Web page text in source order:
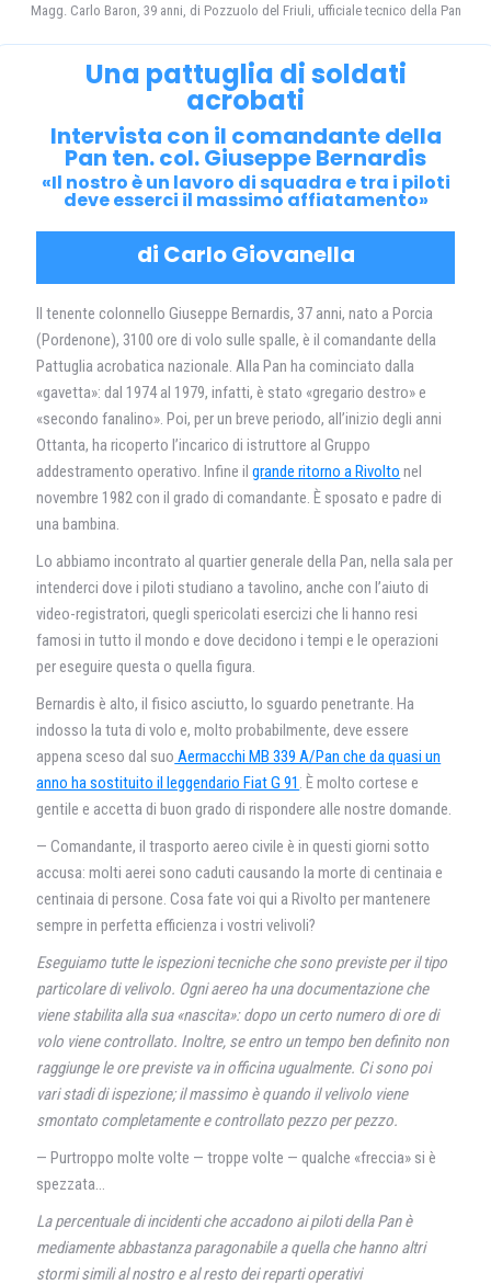
Magg. Carlo Baron, 39 anni, di Pozzuolo del Friuli, ufficiale tecnico della Pan
Una pattuglia di soldati
acrobati
Intervista con il comandante della
Pan ten. col. Giuseppe Bernardis
«Il nostro è un lavoro di squadra e tra i piloti
deve esserci il massimo affiatamento»
di Carlo Giovanella
Il tenente colonnello Giuseppe Bernardis, 37 anni, nato a Porcia
(Pordenone), 3100 ore di volo sulle spalle, è il comandante della
Pattuglia acrobatica nazionale. Alla Pan ha cominciato dalla
«gavetta»: dal 1974 al 1979, infatti, è stato «gregario destro» e
«secondo fanalino». Poi, per un breve periodo, all’inizio degli anni
Ottanta, ha ricoperto l’incarico di istruttore al Gruppo
addestramento operativo. Infine ilgrande ritorno a Rivolto nel
novembre 1982 con il grado di comandante. È sposato e padre di
una bambina.
Lo abbiamo incontrato al quartier generale della Pan, nella sala per
intenderci dove i piloti studiano a tavolino, anche con l’aiuto di
video-registratori, quegli spericolati esercizi che li hanno resi
famosi in tutto il mondo e dove decidono i tempi e le operazioni
per eseguire questa o quella figura.
Bernardis è alto, il fisico asciutto, lo sguardo penetrante. Ha
indosso la tuta di volo e, molto probabilmente, deve essere
appena sceso dal suo Aermacchi MB 339 A/Pan che da quasi un
anno ha sostituito il leggendario Fiat G 91 . È molto cortese e
gentile e accetta di buon grado di rispondere alle nostre domande.
— Comandante, il trasporto aereo civile è in questi giorni sotto
accusa: molti aerei sono caduti causando la morte di centinaia e
centinaia di persone. Cosa fate voi qui a Rivolto per mantenere
sempre in perfetta efficienza i vostri velivoli?
Eseguiamo tutte le ispezioni tecniche che sono previste per il tipo
particolare di velivolo. Ogni aereo ha una documentazione che
viene stabilita alla sua «nascita»: dopo un certo numero di ore di
volo viene controllato. Inoltre, se entro un tempo ben definito non
raggiunge le ore previste va in officina ugualmente. Ci sono poi
vari stadi di ispezione; il massimo è quando il velivolo viene
smontato completamente e controllato pezzo per pezzo.
— Purtroppo molte volte — troppe volte — qualche «freccia» si è
spezzata…
La percentuale di incidenti che accadono ai piloti della Pan è
mediamente abbastanza paragonabile a quella che hanno altri
stormi simili al nostro e al resto dei reparti operativi